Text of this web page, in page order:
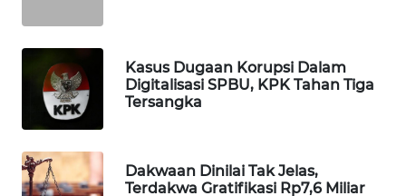
Kasus Dugaan Korupsi Dalam
Digitalisasi SPBU, KPK Tahan Tiga
Tersangka
Dakwaan Dinilai Tak Jelas,
Terdakwa Gratifikasi Rp7,6 Miliar
KONSUMEN
LISTRIK
MASYARAKAT
KELISTRIKAN
WALINKI
ID